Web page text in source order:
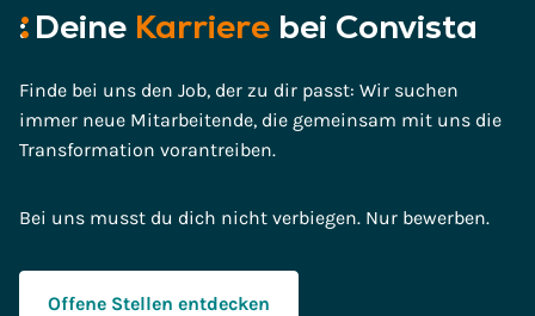
:Deine Karriere bei Convista
Finde bei uns den Job, der zu dir passt: Wir suchen
immer neue Mitarbeitende, die gemeinsam mit uns die
Transformation vorantreiben.
Bei uns musst du dich nicht verbiegen. Nur bewerben.
Offene Stellen entdecken